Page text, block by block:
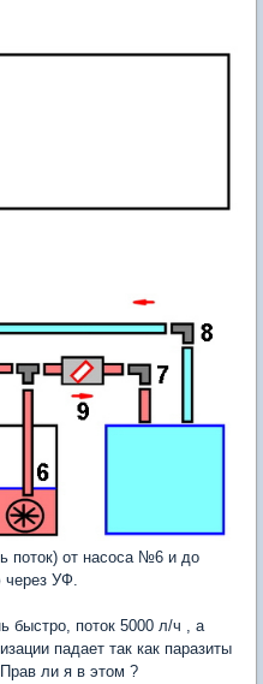
поток) от насоса №6 и до
через УФ.
быстро, поток 5000 л/ч , а
падает так как паразиты
ли я в этом ?